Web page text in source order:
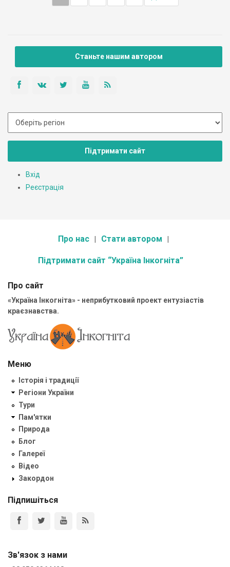
Станьте нашим автором
Підтримати сайт
Вхід
Реєстрація
Про нас Стати автором
Підтримати сайт “Україна Інкогніта”
Про сайт
«Україна Інкогніта» - неприбутковий проект ентузіастів
краєзнавства.
Меню
Історія і традиції
Регіони України
Тури
Пам'ятки
Природа
Блог
Галереї
Відео
Закордон
Підпишіться
Зв'язок з нами